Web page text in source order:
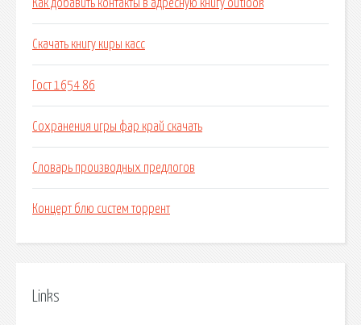
Как добавить контакты в адресную книгу outlook
Скачать книгу киры касс
Гост 1654 86
Сохранения игры фар край скачать
Словарь производных предлогов
Концерт блю систем торрент
Links